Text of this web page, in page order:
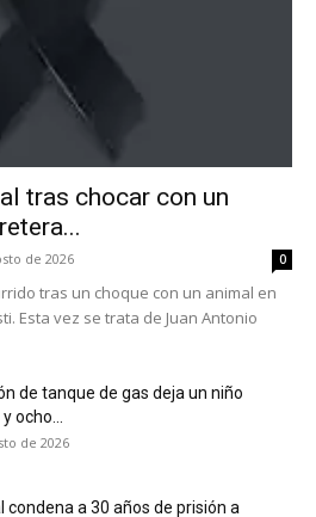
tras chocar con un
de 2026 0
tras un choque con un animal en
Esta vez se trata de Juan Antonio
de tanque de gas deja un niño
ocho...
de 2026
condena a 30 años de prisión a